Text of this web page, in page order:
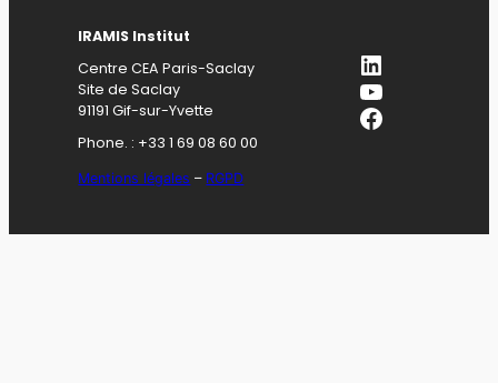
IRAMIS Institut
Centre CEA Paris-Saclay
Site de Saclay
91191 Gif-sur-Yvette
Phone. : +33 1 69 08 60 00
Mentions légales – RGPD
LinkedIn
YouTube
Facebook